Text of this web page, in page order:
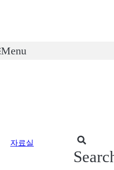
Menu
자료실